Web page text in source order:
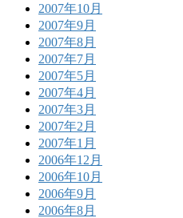
2007年10月
2007年9月
2007年8月
2007年7月
2007年5月
2007年4月
2007年3月
2007年2月
2007年1月
2006年12月
2006年10月
2006年9月
2006年8月